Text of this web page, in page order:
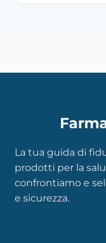
La tua guida di
prodotti per la
confrontiamo e
e sicurezza.